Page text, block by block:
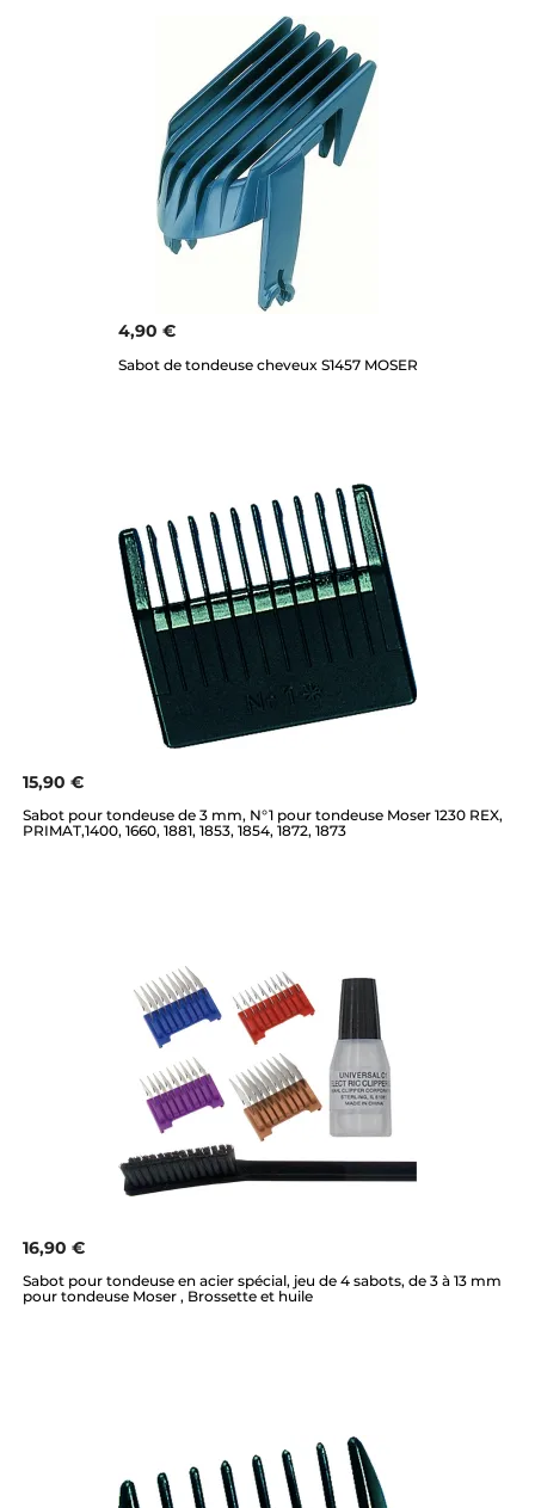
4,90 €
Sabot de tondeuse cheveux S1457 MOSER
15,90 €
Sabot pour tondeuse de 3 mm, N°1 pour tondeuse Moser 1230 REX,
PRIMAT,1400, 1660, 1881, 1853, 1854, 1872, 1873
16,90 €
Sabot pour tondeuse en acier spécial, jeu de 4 sabots, de 3 à 13 mm
pour tondeuse Moser , Brossette et huile